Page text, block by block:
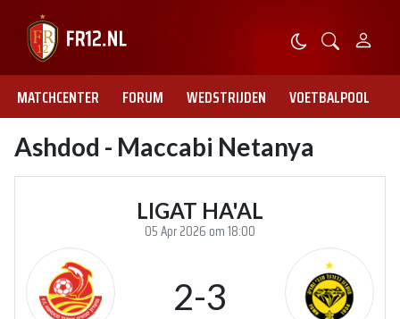
MATCHCENTER FORUM WEDSTRIJDEN VOETBALPOOL
Ashdod - Maccabi Netanya
LIGAT HA'AL
05 Apr 2026 om 18:00
2-3